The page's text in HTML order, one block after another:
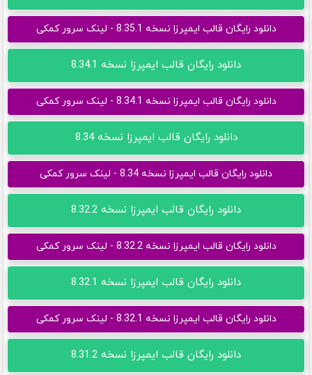
دانلود رایگان قالب ایمپرزا نسخه 8.35.1 - لینک سرور کمکی
دانلود رایگان قالب ایمپرزا نسخه 8.34.1
دانلود رایگان قالب ایمپرزا نسخه 8.34.1 - لینک سرور کمکی
دانلود رایگان قالب ایمپرزا نسخه 8.34
دانلود رایگان قالب ایمپرزا نسخه 8.34 - لینک سرور کمکی
دانلود رایگان قالب ایمپرزا نسخه 8.32.2
دانلود رایگان قالب ایمپرزا نسخه 8.32.2 - لینک سرور کمکی
دانلود رایگان قالب ایمپرزا نسخه 8.32.1
دانلود رایگان قالب ایمپرزا نسخه 8.32.1 - لینک سرور کمکی
دانلود رایگان قالب ایمپرزا نسخه 8.31.2